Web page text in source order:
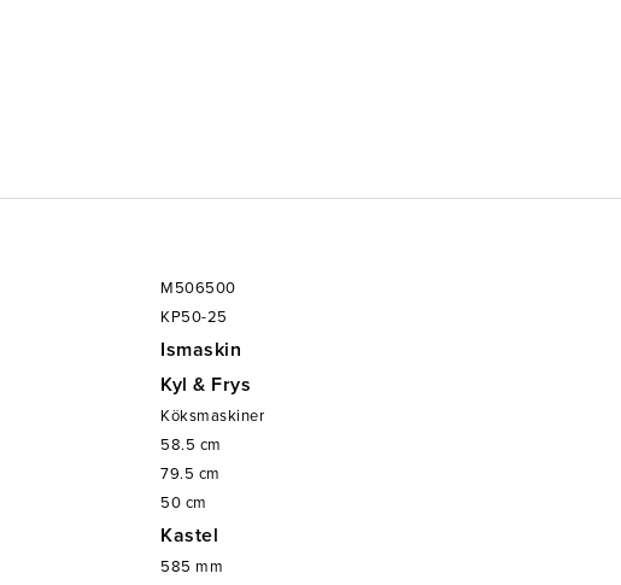
M506500
KP50-25
Ismaskin
Kyl & Frys
Köksmaskiner
58.5 cm
79.5 cm
50 cm
Kastel
585 mm